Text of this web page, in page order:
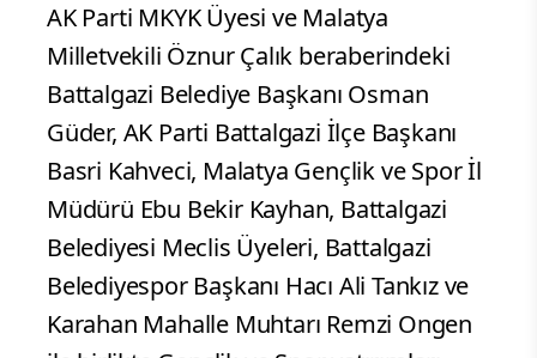
AK Parti MKYK Üyesi ve Malatya
Milletvekili Öznur Çalık beraberindeki
Battalgazi Belediye Başkanı Osman
Güder, AK Parti Battalgazi İlçe Başkanı
Basri Kahveci, Malatya Gençlik ve Spor İl
Müdürü Ebu Bekir Kayhan, Battalgazi
Belediyesi Meclis Üyeleri, Battalgazi
Belediyespor Başkanı Hacı Ali Tankız ve
Karahan Mahalle Muhtarı Remzi Ongen